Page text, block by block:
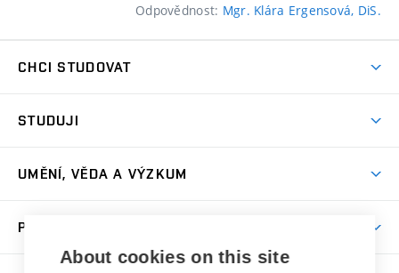
Odpovědnost: Mgr. Klára Ergensová, DiS.
CHCI STUDOVAT
Přijímačky
Dny otevřených dveří
Přípravné kurzy
Studium bez bariér
STUDUJI
Časový plán studia
Studijní předpisy a formuláře
UMĚNÍ, VĚDA A VÝZKUM
PRO VEŘEJNOST
Letní školy a semestrální kurzy
About cookies on this site